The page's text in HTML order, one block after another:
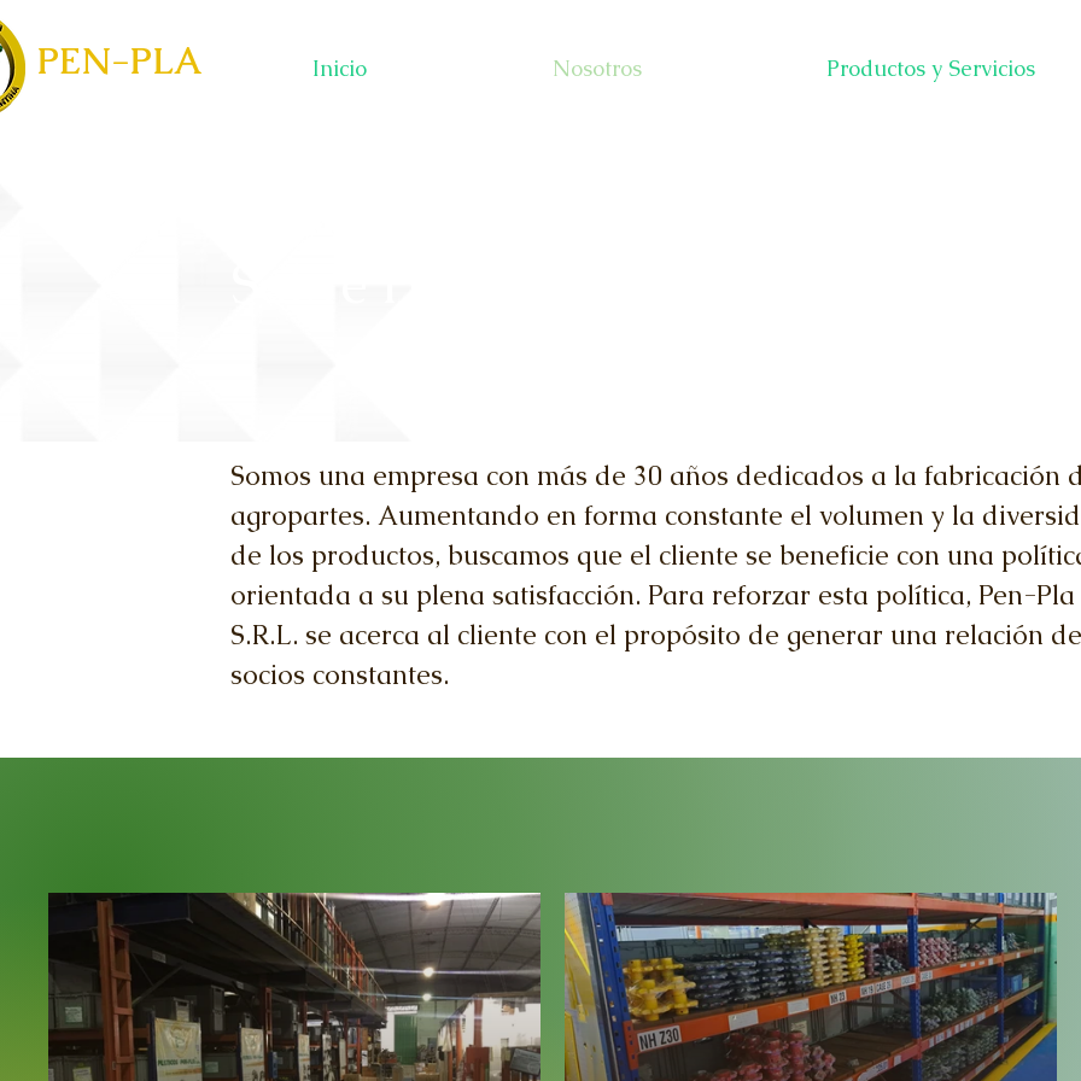
PEN-PLA Inicio Nosotros Productos y Servicios
Somos una empresa con más de 30 años dedicados a la fabricación
agropartes. Aumentando en forma constante el volumen y la
de los productos, buscamos que el cliente se beneficie con una
orientada a su plena satisfacción. Para reforzar esta política, Pen-Pla
S.R.L. se acerca al cliente con el propósito de generar una relación de
socios constantes.